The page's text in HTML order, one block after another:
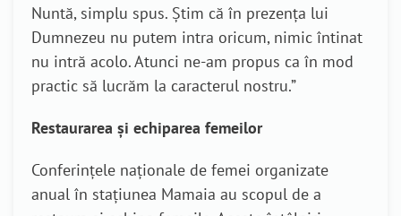
Nuntă, simplu spus. Știm că în prezența lui
Dumnezeu nu putem intra oricum, nimic întinat
nu intră acolo. Atunci ne-am propus ca în mod
practic să lucrăm la caracterul nostru.”
Restaurarea și echiparea femeilor
Conferințele naționale de femei organizate
anual în stațiunea Mamaia au scopul de a